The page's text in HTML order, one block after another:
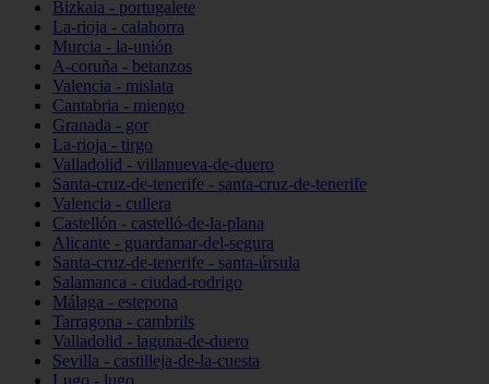
Bizkaia - portugalete
La-rioja - calahorra
Murcia - la-unión
A-coruña - betanzos
Valencia - mislata
Cantabria - miengo
Granada - gor
La-rioja - tirgo
Valladolid - villanueva-de-duero
Santa-cruz-de-tenerife - santa-cruz-de-tenerife
Valencia - cullera
Castellón - castelló-de-la-plana
Alicante - guardamar-del-segura
Santa-cruz-de-tenerife - santa-úrsula
Salamanca - ciudad-rodrigo
Málaga - estepona
Tarragona - cambrils
Valladolid - laguna-de-duero
Sevilla - castilleja-de-la-cuesta
Lugo - lugo